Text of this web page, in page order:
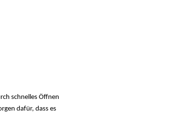
schnelles Öffnen
dafür, dass es